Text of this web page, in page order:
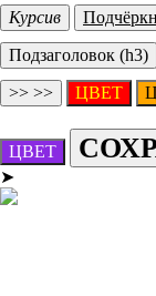
Курсив
Подзаголовок (h3)
>> >>
ЦВЕТ
ЦВЕТ
➤